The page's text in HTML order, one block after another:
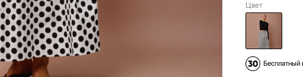
Цвет
Бесплатный